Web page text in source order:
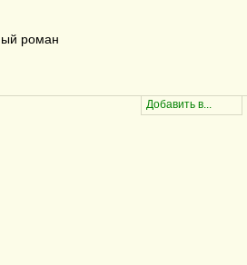
роман